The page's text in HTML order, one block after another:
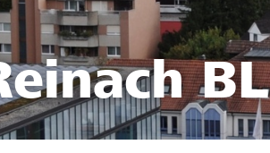
BL